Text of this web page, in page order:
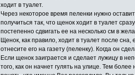
ходит в туалет.
Через некоторое время пеленки нужно
получиться так, что щенок ходит в туалет
постепенно сдвигать ее на несколько см в
Щенок, как правило, ходит в туалет после сна,
отнесите его на газету (пеленку). Когда он
Если щенок заиграется и сделает лужицу в
того, как он начнет гулять на улице. Тем